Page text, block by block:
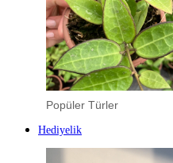
Popüler Türler
Hediyelik